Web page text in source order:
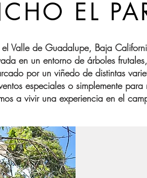
EL
Valle de Guadalupe, Baja
en un entorno de árboles
por un viñedo de distintas
especiales o simplemente
a vivir una experiencia en el